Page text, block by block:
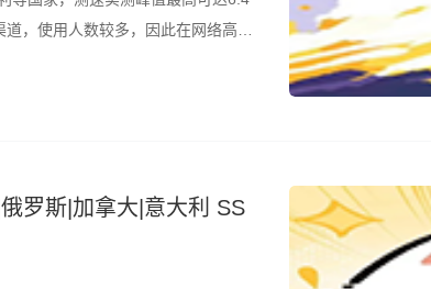
，使用人数较多，因此在网络高峰
罗斯|加拿大|意大利 SS